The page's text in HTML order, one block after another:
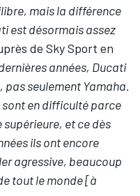
mais la différence
est désormais assez
de Sky Sport en
années, Ducati
seulement Yamaha.
en difficulté parce
supérieure, et ce dès
ils ont encore
agressive, beaucoup
tout le monde [à